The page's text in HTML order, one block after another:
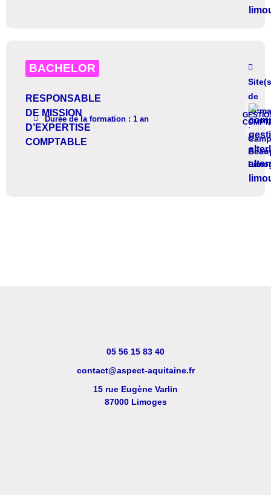
BACHELOR
RESPONSABLE
DE MISSION
D’EXPERTISE
COMPTABLE
Durée de la formation : 1 an
de
:
05 56 15 83 40
contact@aspect-aquitaine.fr
15 rue Eugène Varlin
87000 Limoges